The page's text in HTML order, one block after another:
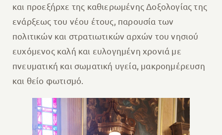
και προεξήρχε της καθιερωμένης Δοξολογίας της
ενάρξεως του νέου έτους, παρουσία των
πολιτικών και στρατιωτικών αρχών του νησιού
ευχόμενος καλή και ευλογημένη χρονιά με
πνευματική και σωματική υγεία, μακροημέρευση
και θείο φωτισμό.